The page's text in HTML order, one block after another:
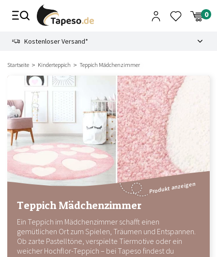
Zusammenbruch
Kostenloser Versand*
Startseite Kinderteppich Teppich Mädchenzimmer
Teppich Mädchenzimmer
Ein Teppich im Mädchenzimmer schafft einen
gemütlichen Ort zum Spielen, Träumen und Entspannen.
Ob zarte Pastelltöne, verspielte Tiermotive oder ein
weicher Hochflor-Teppich – bei Tapeso findest du
Produkt anzeigen